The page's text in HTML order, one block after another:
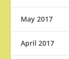
May 2017
April 2017